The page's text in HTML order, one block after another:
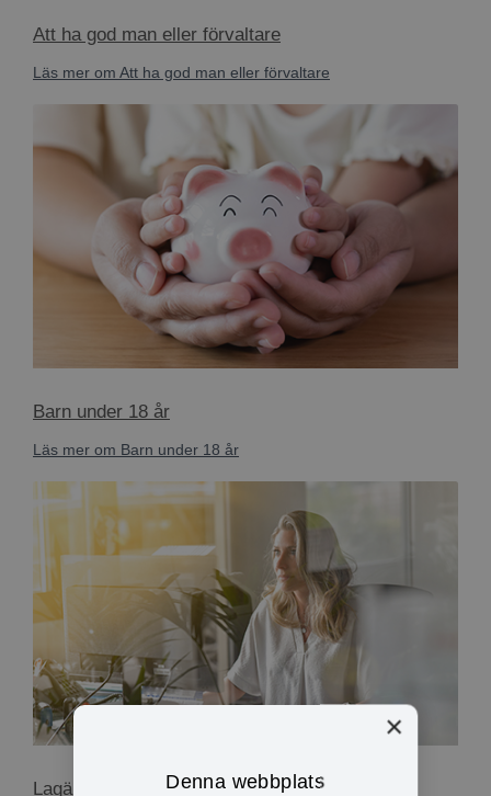
Att ha god man eller förvaltare
Läs mer om Att ha god man eller förvaltare
Barn under 18 år
Läs mer om Barn under 18 år
Lagändring från 1 juli 2026
×
Denna webbplats